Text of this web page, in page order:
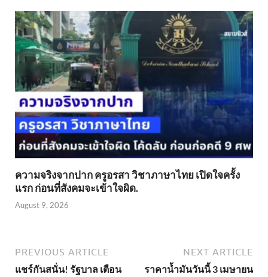
ความจริงจากปาก ครูอรสา วิชาภาษาไทย เปิดใจครั้ง
แรก ก่อนที่สังคมจะเข้าใจผิด.
August 9, 2026
PREVIOUS ARTICLE
แชร์กันสนั่น! รัฐบาล เตือน
NEXT ARTICLE
ราคาน้ำมันวันนี้ 3 เมษายน